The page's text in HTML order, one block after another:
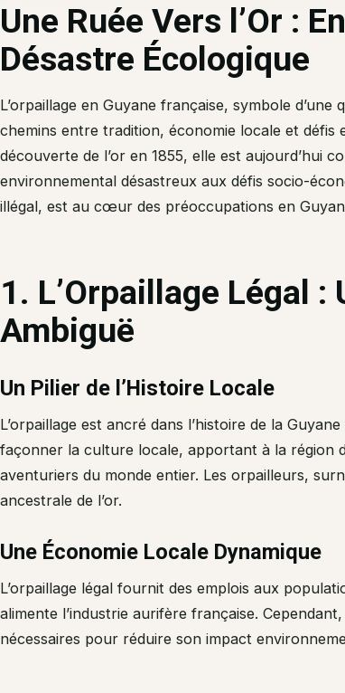
Une Ruée Vers l’Or :
Désastre Écologique
L’orpaillage en Guyane française, symbole
chemins entre tradition, économie locale et
découverte de l’or en 1855, elle est aujourd’hui
environnemental désastreux aux défis socio-
illégal, est au cœur des préoccupations en
1. L’Orpaillage Légal
Ambiguë
Un Pilier de l’Histoire Locale
L’orpaillage est ancré dans l’histoire de la
façonner la culture locale, apportant à la région
aventuriers du monde entier. Les orpailleurs,
ancestrale de l’or.
Une Économie Locale Dynamique
L’orpaillage légal fournit des emplois aux
alimente l’industrie aurifère française.
nécessaires pour réduire son impact